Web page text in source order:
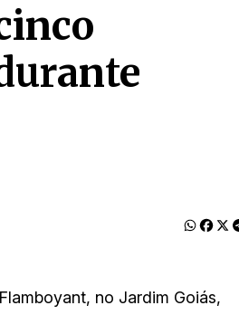
no Jardim Goiás,